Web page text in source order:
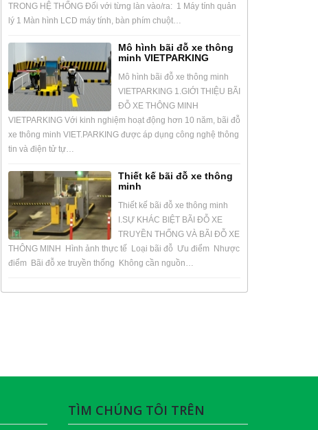
TRONG HỆ THỐNG Đối với từng làn vào/ra: 1 Máy tính quản
lý 1 Màn hình LCD máy tính, bàn phím chuột…
Mô hình bãi đỗ xe thông
minh VIETPARKING
Mô hình bãi đỗ xe thông minh
VIETPARKING 1.GIỚI THIỆU BÃI
ĐỖ XE THÔNG MINH
VIETPARKING Với kinh nghiệm hoạt động hơn 10 năm, bãi đỗ
xe thông minh VIET.PARKING được áp dụng công nghệ thông
tin và điện tử tự…
Thiết kế bãi đỗ xe thông
minh
Thiết kế bãi đỗ xe thông minh
I.SỰ KHÁC BIỆT BÃI ĐỖ XE
TRUYỀN THỐNG VÀ BÃI ĐỖ XE
THÔNG MINH Hình ảnh thực tế Loại bãi đỗ Ưu điểm Nhược
điểm Bãi đỗ xe truyền thống Không cần nguồn…
TÌM CHÚNG TÔI TRÊN